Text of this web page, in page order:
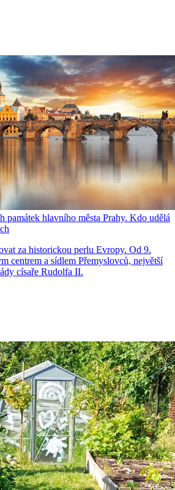
památek hlavního města Prahy. Kdo udělá
za historickou perlu Evropy. Od 9.
centrem a sídlem Přemyslovců, největší
císaře Rudolfa II.